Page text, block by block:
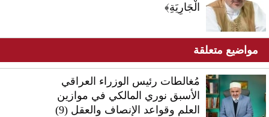
الْجَارِيَةِ﴾
مواضيع متعلقة
مُغالطات رئيس الوزراء العراقي
الأسبق نوري المالكي في موازين
العلم وقواعد الإنصاف والعقل (9)